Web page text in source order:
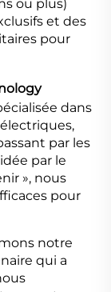
ou plus)
et des
pour
dans
par les
par le
», nous
pour
notre
qui a